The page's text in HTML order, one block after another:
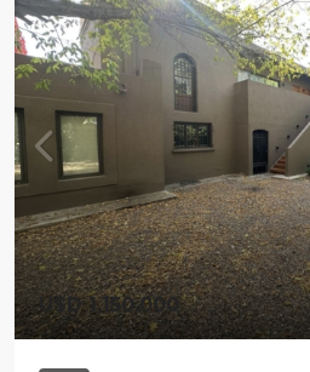
U$D 1.150.000